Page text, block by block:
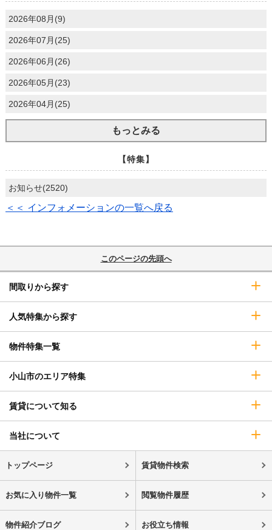
2026年08月(9)
2026年07月(25)
2026年06月(26)
2026年05月(23)
2026年04月(25)
もっとみる
【特集】
お知らせ(2520)
＜＜ インフォメーションの一覧へ戻る
このページの先頭へ
間取りから探す
人気特集から探す
物件特集一覧
小山市のエリア特集
賃貸について知る
当社について
トップページ 賃貸物件検索
お気に入り物件一覧 閲覧物件履歴
物件紹介ブログ お役立ち情報